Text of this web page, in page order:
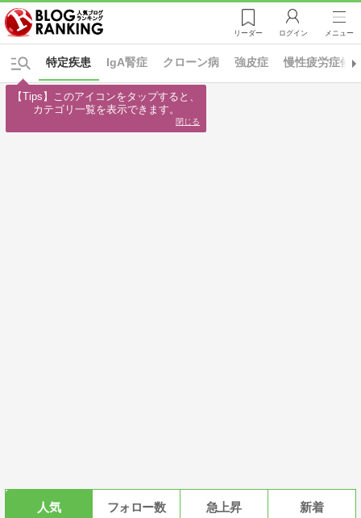
リーダー ログイン メニュー
特定疾患 IgA腎症 クローン病 強皮症 慢性疲労症候
人気 フォロー数 急上昇 新着
【Tips】このアイコンをタップすると、
カテゴリ一覧を表示できます。
閉じる